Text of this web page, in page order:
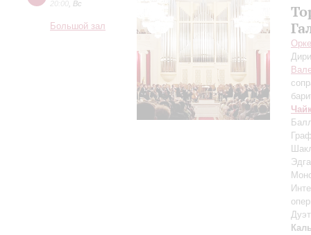
20:00 Вс
Большой зал